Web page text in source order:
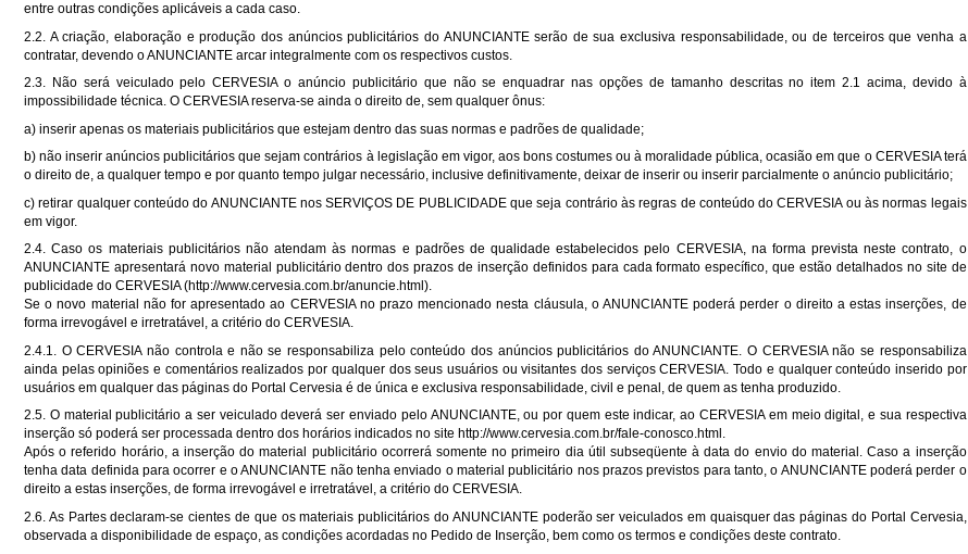
entre outras condições aplicáveis a cada caso.
2.2. A criação, elaboração e produção dos anúncios publicitários do ANUNCIANTE serão de sua exclusiva responsabilidade, ou de terceiros que venha a
contratar, devendo o ANUNCIANTE arcar integralmente com os respectivos custos.
2.3. Não será veiculado pelo CERVESIA o anúncio publicitário que não se enquadrar nas opções de tamanho descritas no item 2.1 acima, devido à
impossibilidade técnica. O CERVESIA reserva-se ainda o direito de, sem qualquer ônus:
a) inserir apenas os materiais publicitários que estejam dentro das suas normas e padrões de qualidade;
b) não inserir anúncios publicitários que sejam contrários à legislação em vigor, aos bons costumes ou à moralidade pública, ocasião em que o CERVESIA terá
o direito de, a qualquer tempo e por quanto tempo julgar necessário, inclusive definitivamente, deixar de inserir ou inserir parcialmente o anúncio publicitário;
c) retirar qualquer conteúdo do ANUNCIANTE nos SERVIÇOS DE PUBLICIDADE que seja contrário às regras de conteúdo do CERVESIA ou às normas legais
em vigor.
2.4. Caso os materiais publicitários não atendam às normas e padrões de qualidade estabelecidos pelo CERVESIA, na forma prevista neste contrato, o
ANUNCIANTE apresentará novo material publicitário dentro dos prazos de inserção definidos para cada formato específico, que estão detalhados no site de
publicidade do CERVESIA (http://www.cervesia.com.br/anuncie.html ).
Se o novo material não for apresentado ao CERVESIA no prazo mencionado nesta cláusula, o ANUNCIANTE poderá perder o direito a estas inserções, de
forma irrevogável e irretratável, a critério do CERVESIA.
2.4.1. O CERVESIA não controla e não se responsabiliza pelo conteúdo dos anúncios publicitários do ANUNCIANTE. O CERVESIA não se responsabiliza
ainda pelas opiniões e comentários realizados por qualquer dos seus usuários ou visitantes dos serviços CERVESIA. Todo e qualquer conteúdo inserido por
usuários em qualquer das páginas do Portal Cervesia é de única e exclusiva responsabilidade, civil e penal, de quem as tenha produzido.
2.5. O material publicitário a ser veiculado deverá ser enviado pelo ANUNCIANTE, ou por quem este indicar, ao CERVESIA em meio digital, e sua respectiva
inserção só poderá ser processada dentro dos horários indicados no site http://www.cervesia.com.br/fale-conosco.html .
Após o referido horário, a inserção do material publicitário ocorrerá somente no primeiro dia útil subseqüente à data do envio do material. Caso a inserção
tenha data definida para ocorrer e o ANUNCIANTE não tenha enviado o material publicitário nos prazos previstos para tanto, o ANUNCIANTE poderá perder o
direito a estas inserções, de forma irrevogável e irretratável, a critério do CERVESIA.
2.6. As Partes declaram-se cientes de que os materiais publicitários do ANUNCIANTE poderão ser veiculados em quaisquer das páginas do Portal Cervesia,
observada a disponibilidade de espaço, as condições acordadas no Pedido de Inserção, bem como os termos e condições deste contrato.